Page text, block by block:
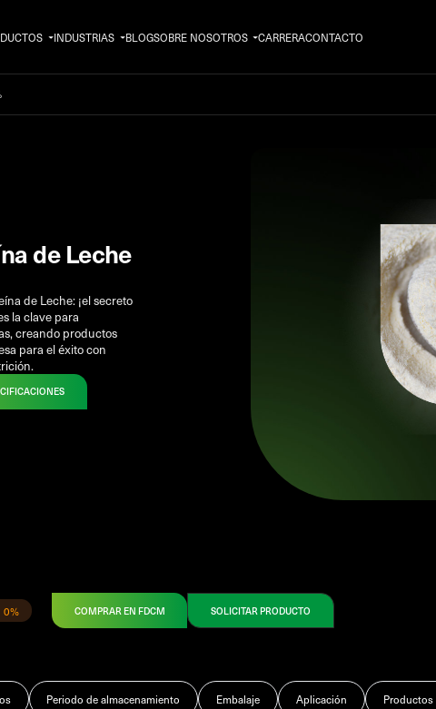
INDUSTRIAS BLOGSOBRE NOSOTROS CARRERACONTACTO
de Leche
de Leche: ¡el secreto
la clave para
creando productos
para el éxito con
0% COMPRAR EN FDCM SOLICITAR PRODUCTO
Periodo de almacenamiento Embalaje Aplicación